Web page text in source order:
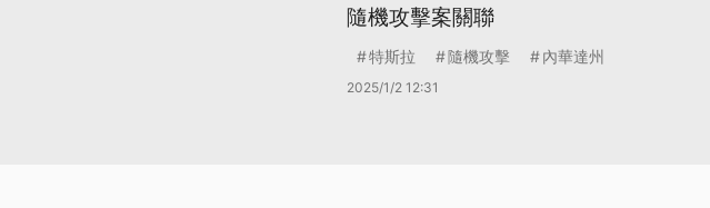
隨機攻擊案關聯
特斯拉 隨機攻擊 內華達州
2025/1/2 12:31